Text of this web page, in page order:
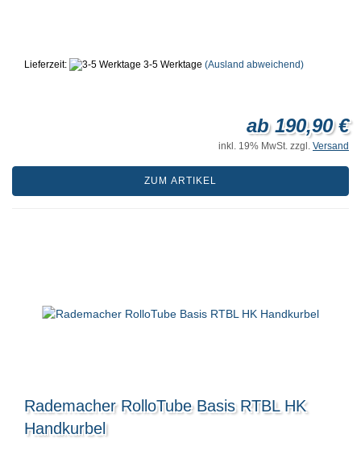
Lieferzeit: 3-5 Werktage (Ausland abweichend)
ab 190,90 €
inkl. 19% MwSt. zzgl. Versand
ZUM ARTIKEL
Rademacher RolloTube Basis RTBL HK
Handkurbel